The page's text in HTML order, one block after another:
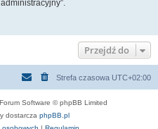
Przejdź do
Strefa czasowa UTC+02:00
Software © phpBB Limited
dostarcza phpBB.pl